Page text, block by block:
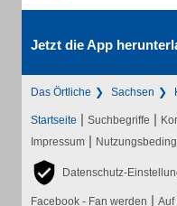
Jetzt die App
Das Örtliche Sachsen
Startseite | Suchbegriffe |
Impressum |
Datenschutz-
Facebook - Fan werden | Auf